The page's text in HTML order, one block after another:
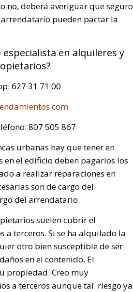
no, deberá averiguar que seguro
pueden pactar la
en alquileres y
627 31 71 00
807 505 867
urbanas hay que tener en
el edificio deben pagarlos los
a realizar reparaciones en
son de cargo del
del arrendatario.
suelen cubrir el
terceros. Si se ha alquilado la
otro bien susceptible de ser
en el contenido. El
propiedad. Creo muy
a terceros aunque tal riesgo ya